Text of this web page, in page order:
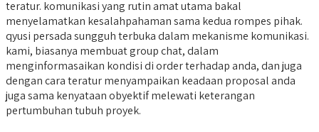
teratur. komunikasi yang rutin amat utama bakal
menyelamatkan kesalahpahaman sama kedua rompes pihak.
qyusi persada sungguh terbuka dalam mekanisme komunikasi.
kami, biasanya membuat group chat, dalam
menginformasaikan kondisi di order terhadap anda, dan juga
dengan cara teratur menyampaikan keadaan proposal anda
juga sama kenyataan obyektif melewati keterangan
pertumbuhan tubuh proyek.